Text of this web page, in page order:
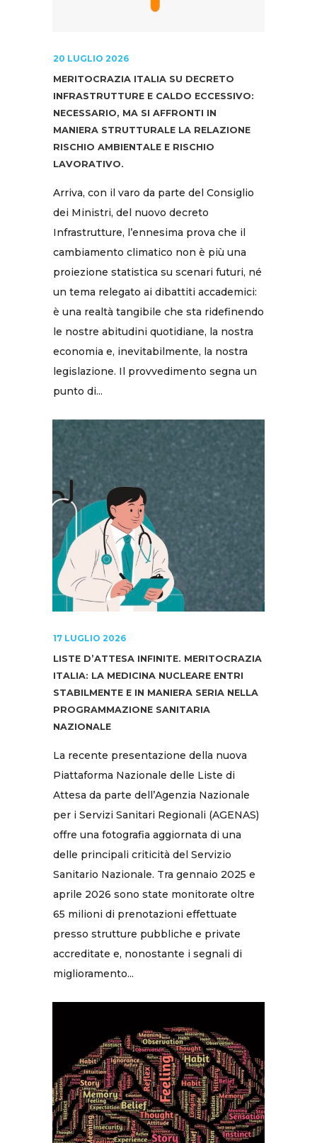
20 LUGLIO 2026
MERITOCRAZIA ITALIA SU DECRETO
INFRASTRUTTURE E CALDO ECCESSIVO:
NECESSARIO, MA SI AFFRONTI IN
MANIERA STRUTTURALE LA RELAZIONE
RISCHIO AMBIENTALE E RISCHIO
LAVORATIVO.
Arriva, con il varo da parte del Consiglio
dei Ministri, del nuovo decreto
Infrastrutture, l’ennesima prova che il
cambiamento climatico non è più una
proiezione statistica su scenari futuri, né
un tema relegato ai dibattiti accademici:
è una realtà tangibile che sta ridefinendo
le nostre abitudini quotidiane, la nostra
economia e, inevitabilmente, la nostra
legislazione. Il provvedimento segna un
punto di...
17 LUGLIO 2026
LISTE D’ATTESA INFINITE. MERITOCRAZIA
ITALIA: LA MEDICINA NUCLEARE ENTRI
STABILMENTE E IN MANIERA SERIA NELLA
PROGRAMMAZIONE SANITARIA
NAZIONALE
La recente presentazione della nuova
Piattaforma Nazionale delle Liste di
Attesa da parte dell’Agenzia Nazionale
per i Servizi Sanitari Regionali (AGENAS)
offre una fotografia aggiornata di una
delle principali criticità del Servizio
Sanitario Nazionale. Tra gennaio 2025 e
aprile 2026 sono state monitorate oltre
65 milioni di prenotazioni effettuate
presso strutture pubbliche e private
accreditate e, nonostante i segnali di
miglioramento...